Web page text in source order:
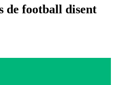
de football disent